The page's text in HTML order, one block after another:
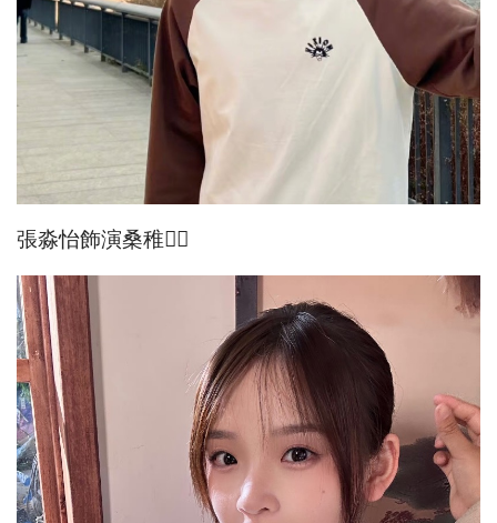
張淼怡飾演桑稚👇🏻